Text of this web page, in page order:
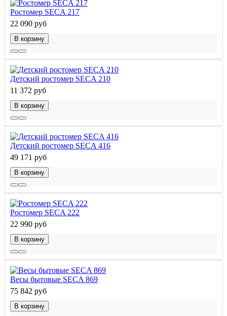
Ростомер SECA 217
22 090 руб
В корзину
Детский ростомер SECA 210
11 372 руб
В корзину
Детский ростомер SECA 416
49 171 руб
В корзину
Ростомер SECA 222
22 990 руб
В корзину
Весы бытовые SECA 869
75 842 руб
В корзину